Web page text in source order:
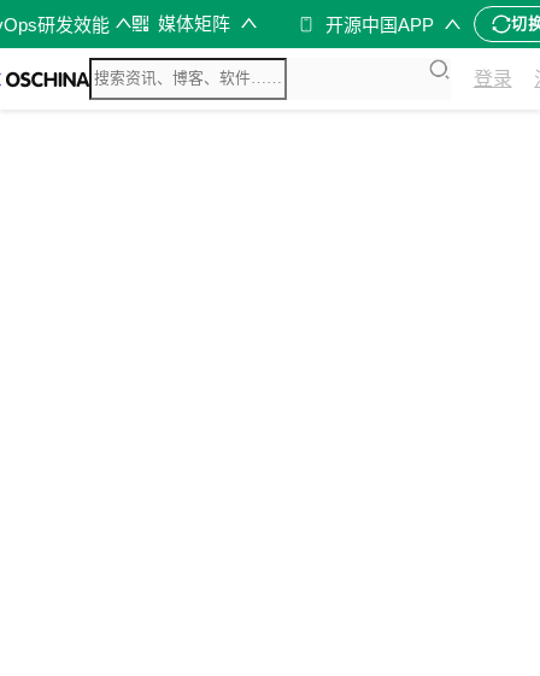
研发效能 媒体矩阵 开源中国APP 切
登录